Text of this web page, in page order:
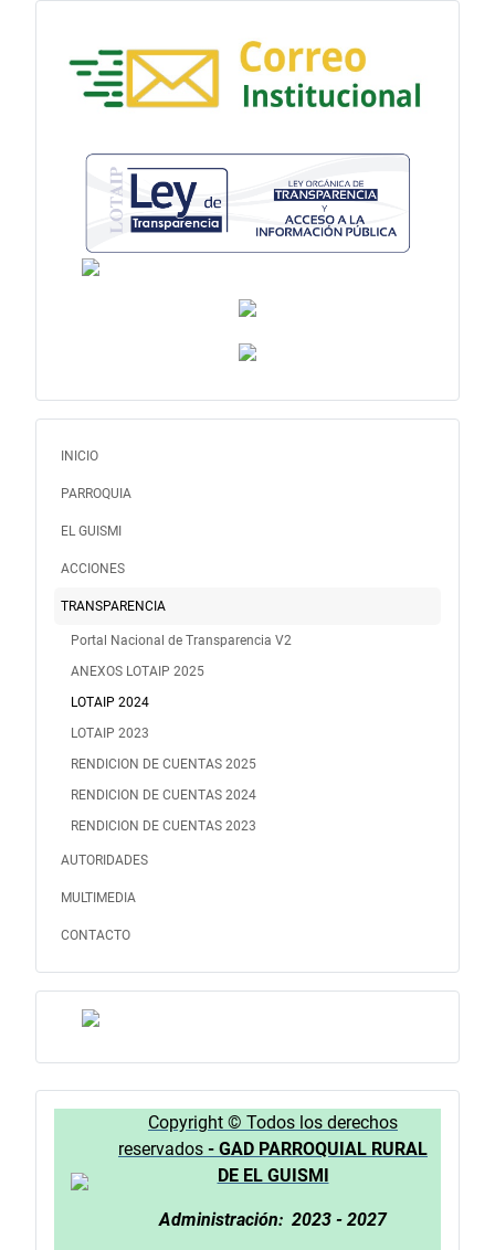
INICIO
PARROQUIA
EL GUISMI
ACCIONES
TRANSPARENCIA
Portal Nacional de Transparencia V2
ANEXOS LOTAIP 2025
LOTAIP 2024
LOTAIP 2023
RENDICION DE CUENTAS 2025
RENDICION DE CUENTAS 2024
RENDICION DE CUENTAS 2023
AUTORIDADES
MULTIMEDIA
CONTACTO
Copyright © Todos los derechos
reservados - GAD PARROQUIAL RURAL
DE EL GUISMI
Administración: 2023 - 2027